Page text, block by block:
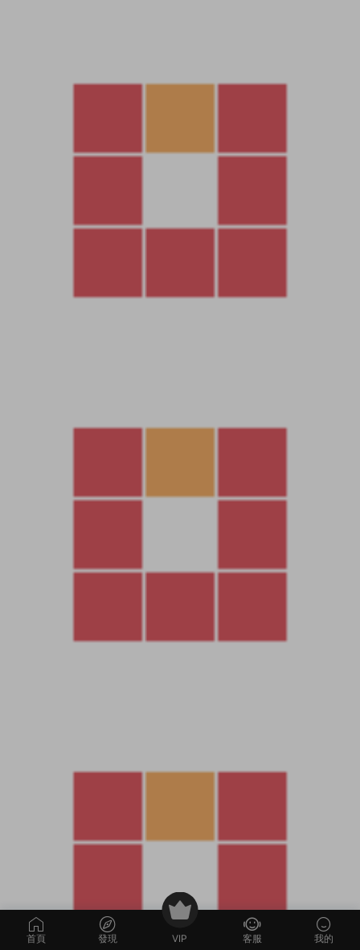
首頁 發現 VIP 客服 我的